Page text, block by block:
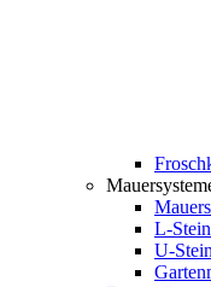
L-
U-